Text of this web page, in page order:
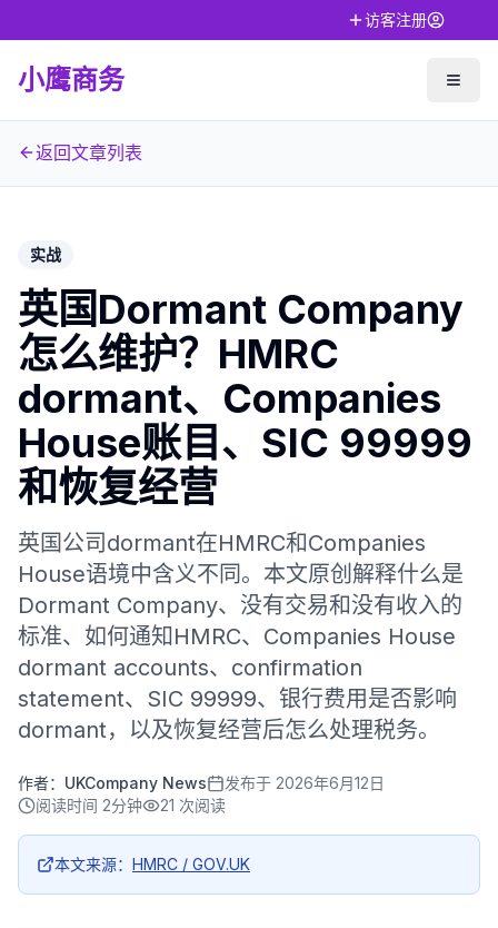
访客注册
小鹰商务
返回文章列表
实战
英国Dormant Company
怎么维护？HMRC
dormant、Companies
House账目、SIC 99999
和恢复经营
英国公司dormant在HMRC和Companies
House语境中含义不同。本文原创解释什么是
Dormant Company、没有交易和没有收入的
标准、如何通知HMRC、Companies House
dormant accounts、confirmation
statement、SIC 99999、银行费用是否影响
dormant，以及恢复经营后怎么处理税务。
作者： UKCompany News 发布于 2026年6月12日
阅读时间 2分钟 21 次阅读
本文来源： HMRC / GOV.UK